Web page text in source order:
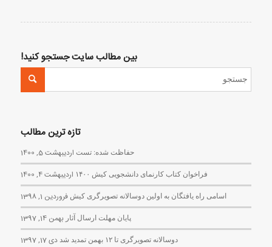
بین مطالب سایت جستجو کنید!
تازه ترین مطالب
حفاظت شده: تست اردیبهشت 5, 1400
فراخوان کتاب کارنمای دانشجویی کیش ۱۴۰۰ اردیبهشت 4, 1400
اسامی راه یافتگان به اولین دوسالانه تصویرگری کیش فروردین 1, 1398
پایان مهلت ارسال آثار بهمن 14, 1397
دوسالانه تصویرگری تا ۱۲ بهمن تمدید شد دی 17, 1397